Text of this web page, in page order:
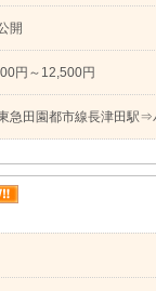
開
円～12,500円
急田園都市線長津田駅⇒